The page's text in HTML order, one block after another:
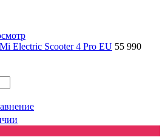
Electric Scooter 4 Pro EU 55 990